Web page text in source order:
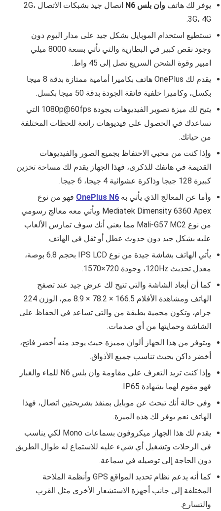
يوفر لك هاتف وان بلس N6
اتصال جيد بشبكات الاتصال 2G،
3G، 4G.
تستطيع استخدام الموبايل بشكل جيد على مدار اليوم دون
وجود نقص كبير في البطارية والتي تأتي بسعة 8000 ميلي
امبير وقوة الشحن السريع تصل إلى 45 واط.
يقدم لك OnePlus هاتف بكاميرا أمامية ممتازة بدقة 8 ميجا
بكسل، وكاميرا خلفية فائقة الجودة بدقة 50 ميجا بكسل.
يتيح لك ميزة تصوير الفيديوهات بجودة 1080p@60fps التي
تساعدك في الحصول على فيديوهات رائعة للحظات المختلفة
من حياتك.
وإذا كنت من محبي الاحتفاظ بجميع الصور والفيديوهات
القديمة في هاتفك للذكرى، فهذا الجهاز يقدم لك مساحة تخزين
كبيرة 128 جيجا وذاكرة عشوائية 4 جيجا، 6 جيجا.
وأما عن المعالج الذي يأتي به OnePlus N6 فهو من نوع
Mediatek Dimensity 6360 Apex ويأتي معه معالج رسومي
من نوع Mali-G57 MC2 مما يعني أنك سوف تمارس الألعاب
عليه بشكل جيد دون حدوث عطل أو ثقل في الهاتف.
يأتي الهاتف بشاشة جيدة من نوع IPS LCD بحجم 6.8 بوصة،
معدل تحديث 120Hz، وجودة 720×1570.
كما أن أبعاد الشاشة والتي تتيح لك عرض جيد عند تصفح
الهاتف ومشاهدة الأفلام 166.5 × 78.2 × 8.9 مم، الوزن 224
جرام، وتكون محمية بطبقة من والتي تساعد في الحفاظ على
الشاشة وحمايتها من أي صدمات.
ويتوفر من هذا الجهاز ألوان مميزة حيث يوجد منه أخضر فاتح،
أخضر داكن بحيث تناسب جميع الأذواق.
وإذا كنت تريد التعرف على مقاومة وان بلس N6 للماء والغبار
فهو مقوم لهما بشهادة IP65.
وفي حالة أنك تبحث عن موبايل بمنفذ بشريحتين اتصال، فهذا
الهاتف نعم يوفر لك هذه الميزة.
يقدم لك هذا الجهاز ميكروفون بسماعات Mono لكي يناسب
في الرحلات وتشغيل أي شيء عليه للاستماع له طوال الطريق
دون الحاجة إلى توصيله في سماعة.
كما أنه يدعم نظام تحديد المواقع GPS وأنظمة الملاحة
المختلفة إلى جانب أجهزة الاستشعار الأخرى مثل القرب
والتسارع.